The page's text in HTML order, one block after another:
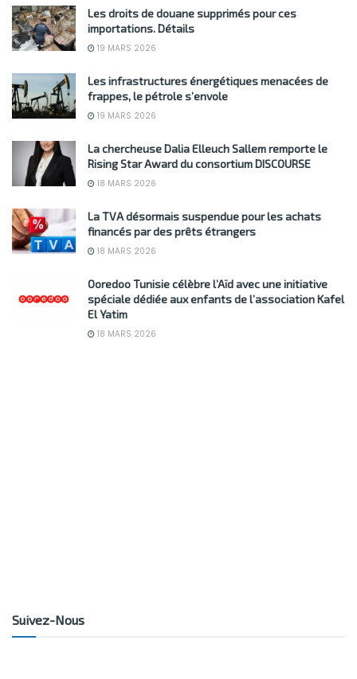
Les droits de douane supprimés pour ces
importations. Détails
19 MARS 2026
Les infrastructures énergétiques menacées de
frappes, le pétrole s’envole
19 MARS 2026
La chercheuse Dalia Elleuch Sallem remporte le
Rising Star Award du consortium DISCOURSE
18 MARS 2026
La TVA désormais suspendue pour les achats
financés par des prêts étrangers
18 MARS 2026
Ooredoo Tunisie célèbre l’Aïd avec une initiative
spéciale dédiée aux enfants de l’association Kafel
El Yatim
18 MARS 2026
Suivez-Nous